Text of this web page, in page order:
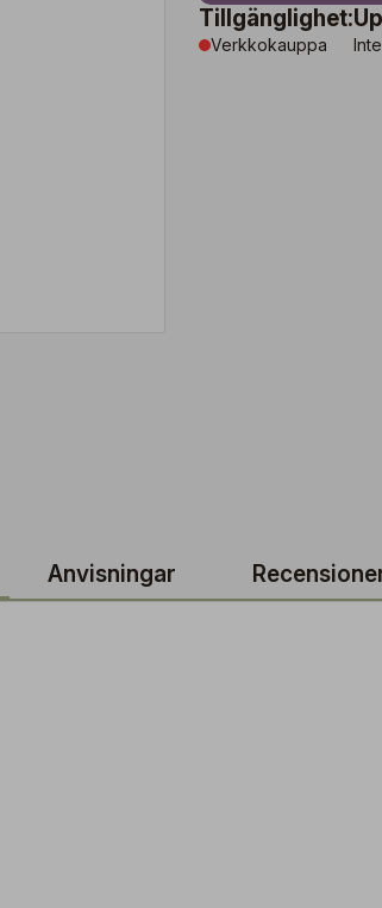
Tillgänglighet:
Verkkokauppa
Anvisningar